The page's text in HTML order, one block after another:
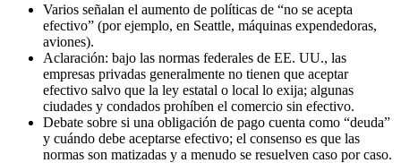
Varios señalan el aumento de políticas de “no se acepta
efectivo” (por ejemplo, en Seattle, máquinas expendedoras,
aviones).
Aclaración: bajo las normas federales de EE. UU., las
empresas privadas generalmente no tienen que aceptar
efectivo salvo que la ley estatal o local lo exija; algunas
ciudades y condados prohíben el comercio sin efectivo.
Debate sobre si una obligación de pago cuenta como “deuda”
y cuándo debe aceptarse efectivo; el consenso es que las
normas son matizadas y a menudo se resuelven caso por caso.